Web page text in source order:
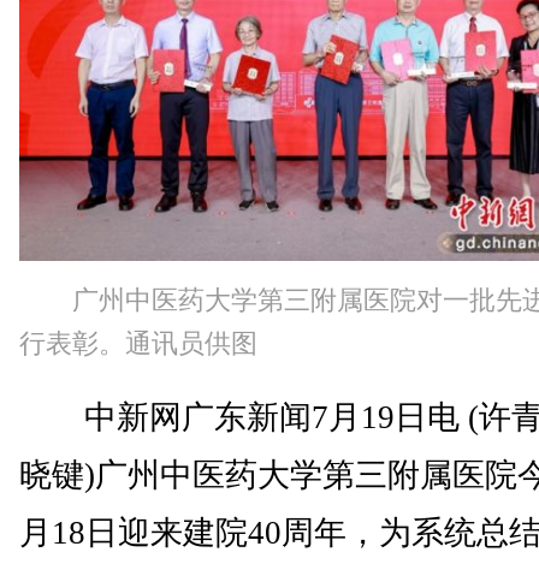
广州中医药大学第三附属医院对一批先
行表彰。通讯员供图
中新网广东新闻7月19日电 (许
晓键)广州中医药大学第三附属医院
月18日迎来建院40周年，为系统总